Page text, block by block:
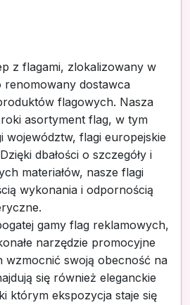
z flagami, zlokalizowany w
renomowany dostawca
flagowych. Nasza
asortyment flag, w tym
województw, flagi europejskie
dbałości o szczegóły i
materiałów, nasze flagi
wykonania i odpornością
gamy flag reklamowych,
narzędzie promocyjne
wzmocnić swoją obecność na
się również eleganckie
którym ekspozycja staje się